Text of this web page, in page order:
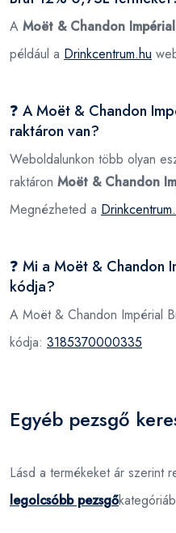
A Moët & Chandon
például a Drinkcentrum.hu
❓ A Moët & Chandon
raktáron van?
Weboldalunkon több olyan
raktáron Moët & Chandon
Megnézheted a
❓ Mi a Moët & Chandon
kódja?
A Moët & Chandon Impérial
kódja: 3185370000335
Egyéb pezsgő
Lásd a termékeket ár szerint
legolcsóbb pezsgő